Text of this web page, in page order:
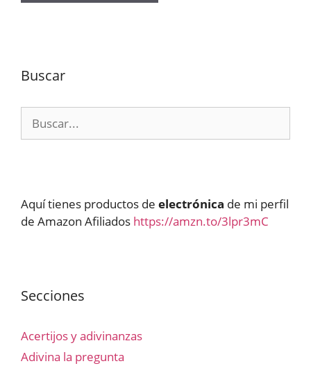
Buscar
Aquí tienes productos de electrónica de mi perfil
de Amazon Afiliados https://amzn.to/3lpr3mC
Secciones
Acertijos y adivinanzas
Adivina la pregunta